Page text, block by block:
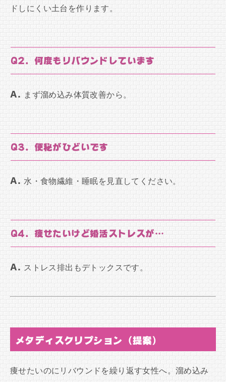
ドしにくい土台を作ります。
Q2. 何度もリバウンドしています
A. まず溜め込み体質改善から。
Q3. 便秘がひどいです
A. 水・食物繊維・睡眠を見直してください。
Q4. 痩せたいけど婚活ストレスが…
A. ストレス排出もデトックスです。
メタディスクリプション（提案）
痩せたいのにリバウンドを繰り返す女性へ。溜め込み